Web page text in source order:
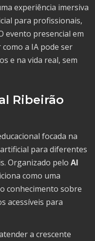
experiência imersiva
para profissionais,
evento presencial em
a IA pode ser
e na vida real, sem
Ribeirão
focada na
para diferentes
Organizado pelo AI
como uma
conhecimento sobre
acessíveis para
a crescente